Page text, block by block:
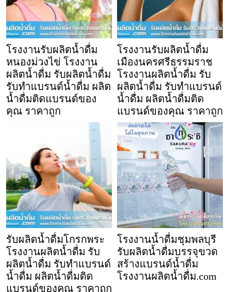
โรงงานรับผลิตน้ำดื่ม
หนองม่วงไข่ โรงงาน
ผลิตน้ำดื่ม รับผลิตน้ำดื่ม
รับทำแบรนด์น้ำดื่ม ผลิต
น้ำดื่มติดแบรนด์ของ
คุณ ราคาถูก
โรงงานรับผลิตน้ำดื่ม
เมืองนครศรีธรรมราช
โรงงานผลิตน้ำดื่ม รับ
ผลิตน้ำดื่ม รับทำแบรนด์
น้ำดื่ม ผลิตน้ำดื่มติด
แบรนด์ของคุณ ราคาถูก
รับผลิตน้ำดื่มโกรกพระ
โรงงานผลิตน้ำดื่ม รับ
ผลิตน้ำดื่ม รับทำแบรนด์
น้ำดื่ม ผลิตน้ำดื่มติด
แบรนด์ของคุณ ราคาถูก
โรงงานน้ำดื่มชุมพลบุรี
รับผลิตน้ำดื่มบรรจุขวด
สร้างแบรนด์น้ำดื่ม
โรงงานผลิตน้ำดื่ม.com